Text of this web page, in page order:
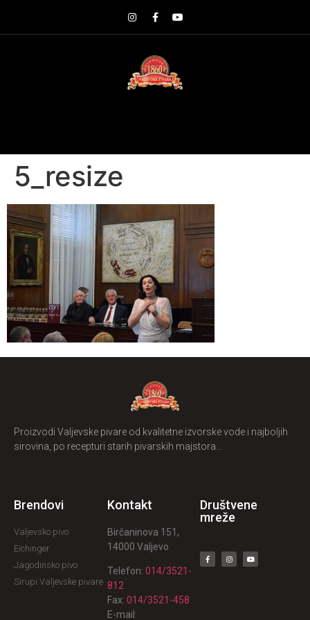
5_resize
Proizvodi Valjevske pivare od kvalitetne izvorske vode i najboljih
sirovina, po recepturi starih pivarskih majstora…
Brendovi
Valjevsko pivo
Eichinger
Jagodinsko pivo
Sirupi Valjevske pivare
Kontakt
Birčaninova 151,
14000 Valjevo
Telefon: 014/3521-
812
Fax: 014/3521-458
E-mail:
Društvene
mreže